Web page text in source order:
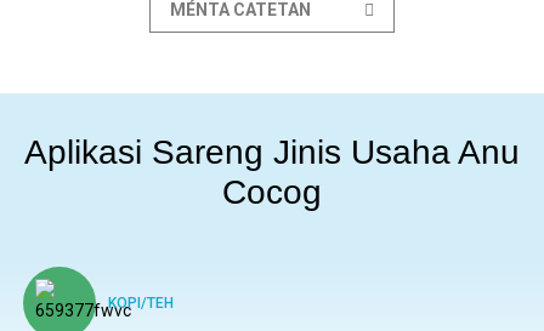
MÉNTA CATETAN
Aplikasi Sareng Jinis Usaha Anu
Cocog
KOPI/TEH